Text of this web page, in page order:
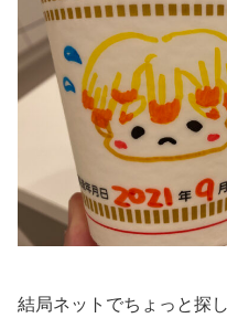
結局ネットでちょっと探